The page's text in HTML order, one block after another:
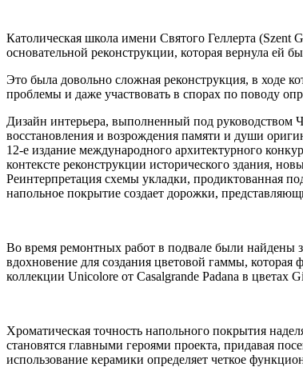
Католическая школа имени Святого Геллерта (Szent
основательной реконструкции, которая вернула
Это была довольно сложная реконструкция, в ходе
проблемы и даже участвовать в спорах по поводу
Дизайн интерьера, выполненный под руководством
восстановления и возрождения памяти и души
12-е издание международного архитектурного
контексте реконструкции исторического здания,
Реинтерпретация схемы укладки, продиктованная
напольное покрытие создает дорожки,
Во время ремонтных работ в подвале были найдены
вдохновение для создания цветовой гаммы, которая
коллекции Unicolore от Casalgrande Padana в цветах
Хроматическая точность напольного покрытия
становятся главными героями проекта, придавая
использование керамики определяет четкое